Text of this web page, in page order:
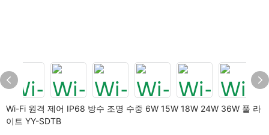
Wi-Fi 원격 제어 IP68 방수 조명 수중 6W 15W 18W 24W 36W 풀 라
이트 YY-SDTB